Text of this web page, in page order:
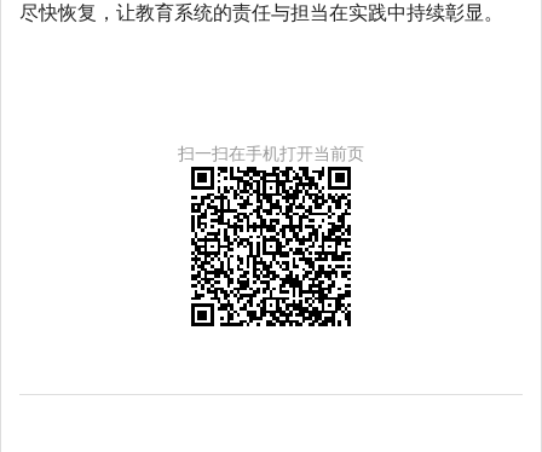
尽快恢复，让教育系统的责任与担当在实践中持续彰显。
扫一扫在手机打开当前页